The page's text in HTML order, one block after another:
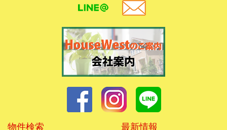
物件検索 最新情報